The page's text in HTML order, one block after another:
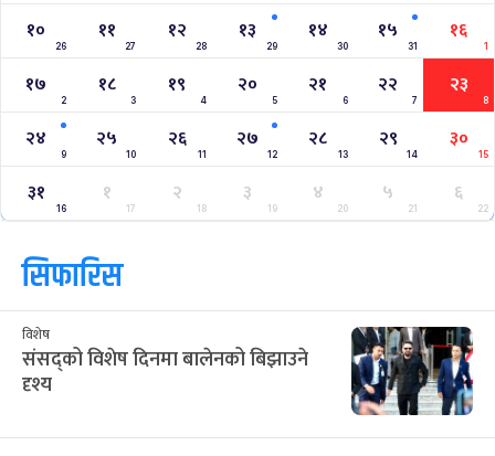
१०
26
११
27
१२
28
१३
29
१४
30
१५
31
१६
1
१७
2
१८
3
१९
4
२०
5
२१
6
२२
7
२३
8
२४
9
२५
10
२६
11
२७
12
२८
13
२९
14
३०
15
३१
16
१
17
२
18
३
19
४
20
५
21
६
22
सिफारिस
विशेष
संसद्को विशेष दिनमा बालेनको बिझाउने
दृश्य